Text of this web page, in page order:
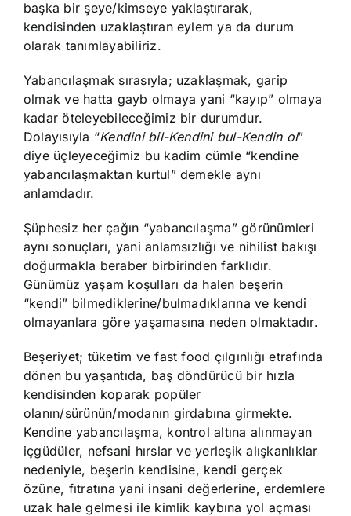
başka bir şeye/kimseye yaklaştırarak,
kendisinden uzaklaştıran eylem ya da durum
olarak tanımlayabiliriz.
Yabancılaşmak sırasıyla; uzaklaşmak, garip
olmak ve hatta gayb olmaya yani “kayıp” olmaya
kadar öteleyebileceğimiz bir durumdur.
Dolayısıyla “Kendini bil-Kendini bul-Kendin ol”
diye üçleyeceğimiz bu kadim cümle “kendine
yabancılaşmaktan kurtul” demekle aynı
anlamdadır.
Şüphesiz her çağın “yabancılaşma” görünümleri
aynı sonuçları, yani anlamsızlığı ve nihilist bakışı
doğurmakla beraber birbirinden farklıdır.
Günümüz yaşam koşulları da halen beşerin
“kendi” bilmediklerine/bulmadıklarına ve kendi
olmayanlara göre yaşamasına neden olmaktadır.
Beşeriyet; tüketim ve fast food çılgınlığı etrafında
dönen bu yaşantıda, baş döndürücü bir hızla
kendisinden koparak popüler
olanın/sürünün/modanın girdabına girmekte.
Kendine yabancılaşma, kontrol altına alınmayan
içgüdüler, nefsani hırslar ve yerleşik alışkanlıklar
nedeniyle, beşerin kendisine, kendi gerçek
özüne, fıtratına yani insani değerlerine, erdemlere
uzak hale gelmesi ile kimlik kaybına yol açması